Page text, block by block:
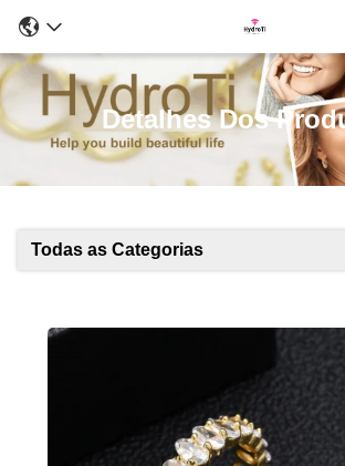
Detalhes Dos
Todas as Categorias